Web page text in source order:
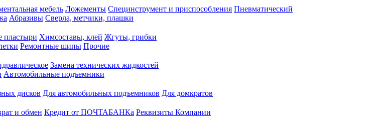
мебель Ложементы Специнструмент и приспособления Пневматический
Абразивы Сверла, метчики, плашки
пластыри Химсоставы, клей Жгуты, грибки
Ремонтные шипы Прочие
Замена технических жидкостей
Автомобильные подъемники
дисков Для автомобильных подъемников Для домкратов
и обмен Кредит от ПОЧТАБАНКа Реквизиты Компании